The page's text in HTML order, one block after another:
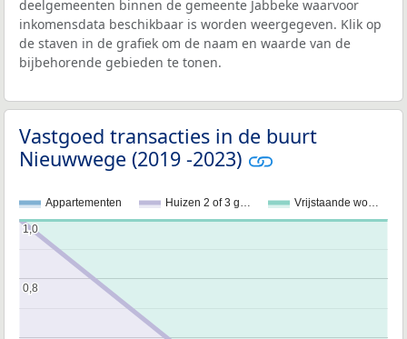
deelgemeenten binnen de gemeente Jabbeke waarvoor
inkomensdata beschikbaar is worden weergegeven. Klik op
de staven in de grafiek om de naam en waarde van de
bijbehorende gebieden te tonen.
Vastgoed transacties in de buurt
Nieuwwege (2019 -2023)
Appartementen Huizen 2 of 3 g… Vrijstaande wo…
0,8
0,8
1,0
1,0